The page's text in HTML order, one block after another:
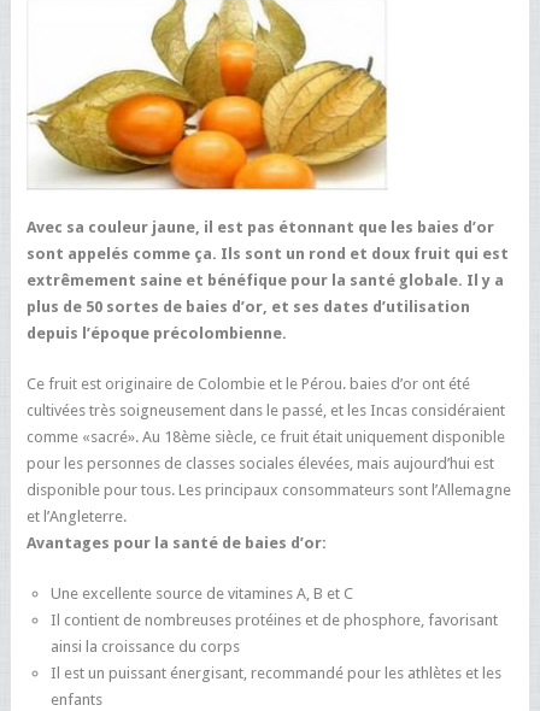
Avec sa couleur jaune, il est pas étonnant que les baies d’or
sont appelés comme ça. Ils sont un rond et doux fruit qui est
extrêmement saine et bénéfique pour la santé globale. Il y a
plus de 50 sortes de baies d’or, et ses dates d’utilisation
depuis l’époque précolombienne.
Ce fruit est originaire de Colombie et le Pérou. baies d’or ont été
cultivées très soigneusement dans le passé, et les Incas considéraient
comme «sacré». Au 18ème siècle, ce fruit était uniquement disponible
pour les personnes de classes sociales élevées, mais aujourd’hui est
disponible pour tous. Les principaux consommateurs sont l’Allemagne
et l’Angleterre.
Avantages pour la santé de baies d’or:
Une excellente source de vitamines A, B et C
Il contient de nombreuses protéines et de phosphore, favorisant
ainsi la croissance du corps
Il est un puissant énergisant, recommandé pour les athlètes et les
enfants